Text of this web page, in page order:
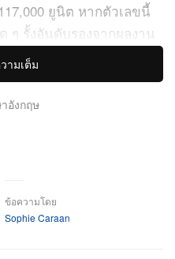
ยูนิต หากตัวเลขนี้
ๆ รั้งอันดับรองจากผลงาน
ม้อัลบั้มนี้จะไม่ได้มีแคมเปญ
ใหญ่ ตลาดคาดการณ์
ะท้อนมุมมองร่วมของ
กPitchfork
สำคัญ แพลตฟอร์มเพลง
ามเต็ม
อังกฤษ
ข้อความโดย
Sophie Caraan